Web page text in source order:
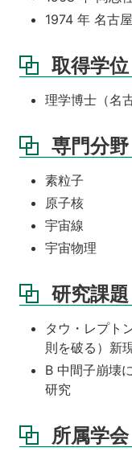
1974 年 名古
取得学位
理学博士（名
専門分野
素粒子
原子核
宇宙線
宇宙物理
研究課題
タウ・レプト
則を破る）新
B 中間子崩壊
研究
所属学会